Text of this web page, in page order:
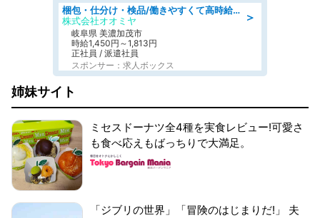
＞
梱包・仕分け・検品/働きやすくて高時給の仕分け作業長期休暇充実/残業なし
株式会社オオミヤ
岐阜県 美濃加茂市
時給1,450円～1,813円
正社員 / 派遣社員
スポンサー：求人ボックス
姉妹サイト
ミセスドーナツ全4種を実食レビュー!可愛さ
も食べ応えもばっちりで大満足。
「ジブリの世界」「冒険のはじまりだ!」 夫